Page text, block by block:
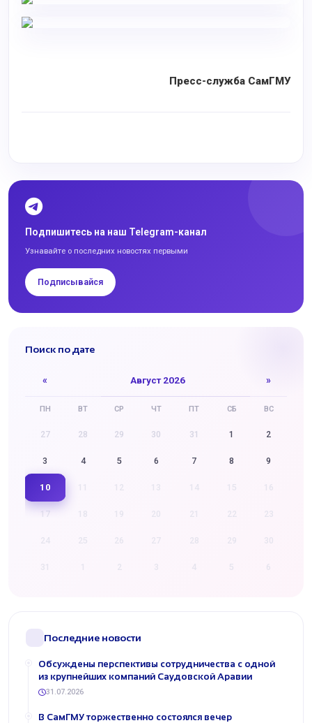
Пресс-служба СамГМУ
Подпишитесь на наш Telegram-канал
Узнавайте о последних новостях первыми
Подписывайся
Поиск по дате
« Август 2026 »
ПН ВТ СР ЧТ ПТ СБ ВС
27 28 29 30 31 1 2
3 4 5 6 7 8 9
10 16
17 22 23
28 29 30
4 5 6
Последние новости
Обсуждены перспективы сотрудничества с одной
из крупнейших компаний Саудовской Аравии
31.07.2026
В СамГМУ торжественно состоялся вечер